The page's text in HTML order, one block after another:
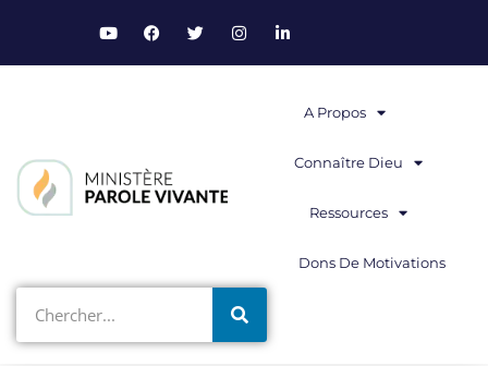
A Propos
Connaître Dieu
Ressources
Dons De Motivations